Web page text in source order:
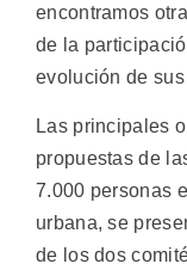
encontramos
de la
evolución de
Las principales
propuestas de
7.000 personas
urbana, se
de los dos